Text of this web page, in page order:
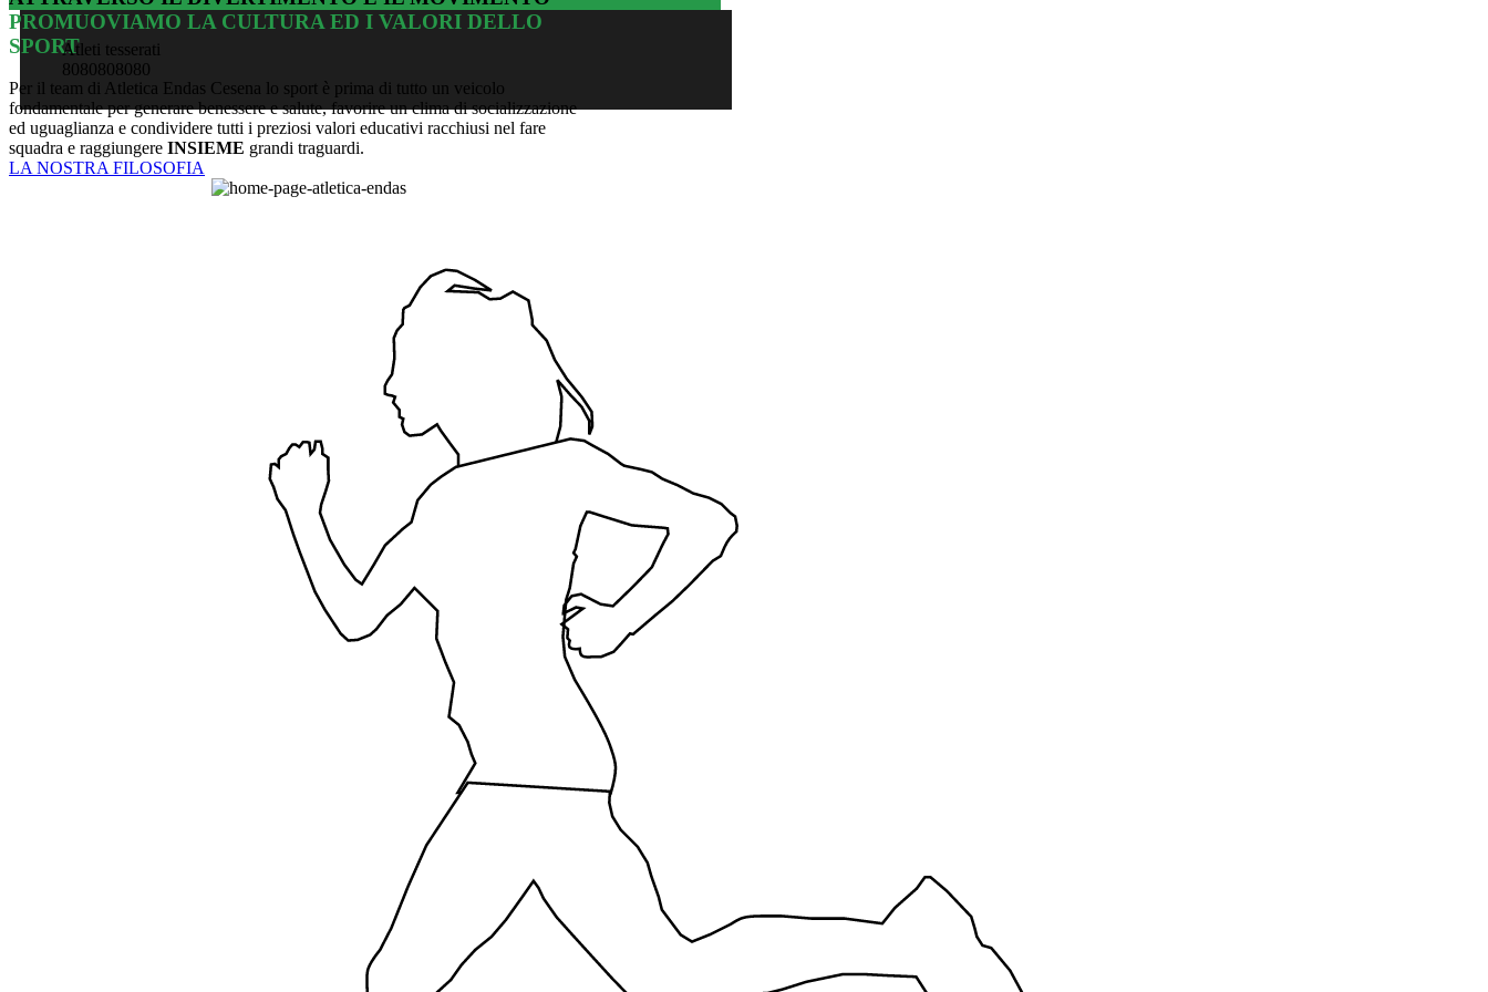
PROMUOVIAMO LA CULTURA ED I VALORI DELLO
SPORT
Per il team di Atletica Endas Cesena lo sport è prima di tutto un veicolo
fondamentale per generare benessere e salute, favorire un clima di socializzazione
ed uguaglianza e condividere tutti i preziosi valori educativi racchiusi nel fare
squadra e raggiungere INSIEME grandi traguardi.
LA NOSTRA FILOSOFIA
Atleti tesserati
8080808080